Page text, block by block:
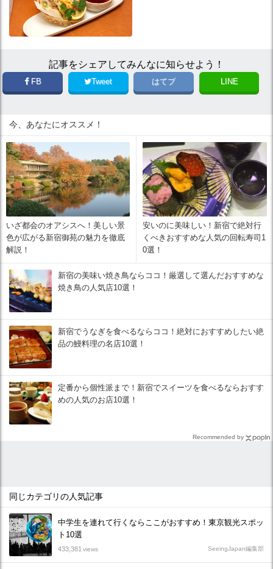
記事をシェアしてみんなに知らせよう！
FB Tweet はてブ LINE
今、あなたにオススメ！
いざ都会のオアシスへ！美しい景
色が広がる新宿御苑の魅力を徹底
解説！
安いのに美味しい！新宿で絶対行
くべきおすすめな人気の回転寿司1
0選！
新宿の美味い焼き鳥ならココ！厳選して選んだおすすめな
焼き鳥の人気店10選！
新宿でうなぎを食べるならココ！絶対におすすめしたい絶
品の鰻料理の名店10選！
定番から個性派まで！新宿でスイーツを食べるならおすす
めの人気のお店10選！
Recommended by
同じカテゴリの人気記事
中学生を連れて行くならここがおすすめ！東京観光スポッ
ト10選
433,381 views SeeingJapan編集部